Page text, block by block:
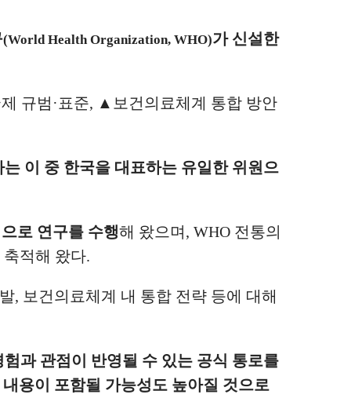
(World Health Organization, WHO)가 신설한
규범 ·표준, ▲ 보건의료체계 통합 방안
이 중 한국을 대표하는 유일한 위원으
로 연구를 수행해 왔으며 , WHO 전통의
적해 왔다.
, 보건의료체계 내 통합 전략 등에 대해
험과 관점이 반영될 수 있는 공식 통로를
용이 포함될 가능성도 높아질 것으로